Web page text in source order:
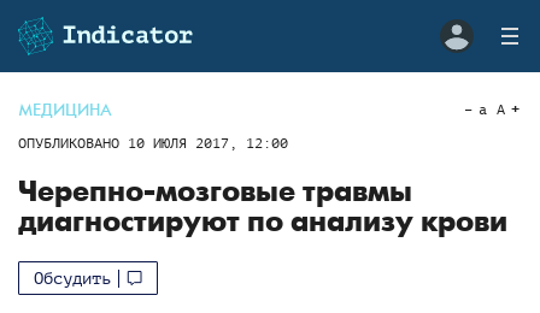
МЕДИЦИНА
ОПУБЛИКОВАНО 10 ИЮЛЯ 2017, 12:00
a A
Черепно-мозговые травмы
диагностируют по анализу крови
Обсудить